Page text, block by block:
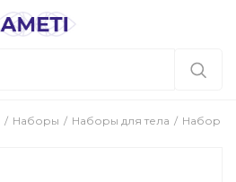
Наборы Наборы для тела Набор